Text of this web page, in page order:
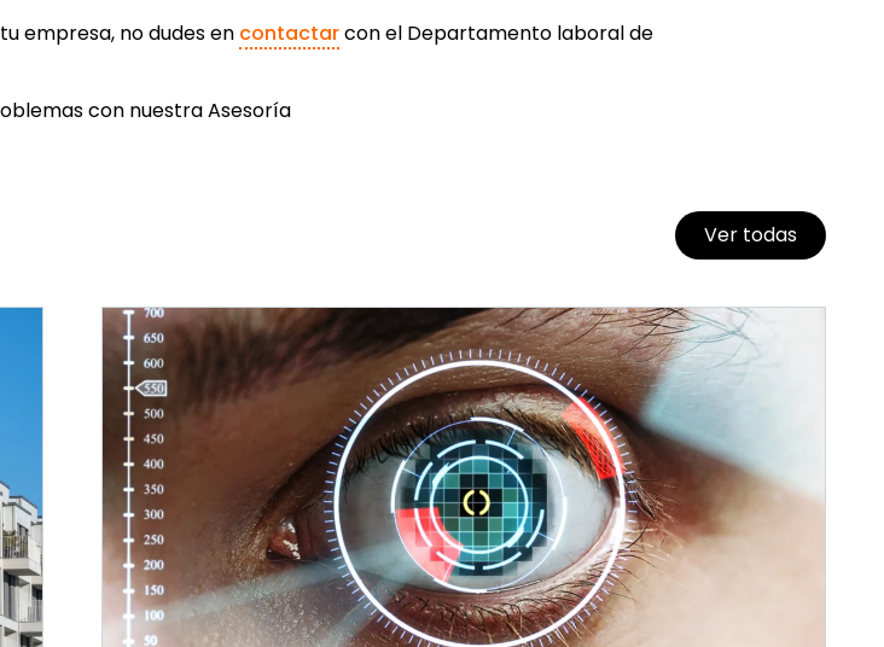
empresa, no dudes en contactarcon el Departamento laboral de
con nuestra Asesoría
Ver todas